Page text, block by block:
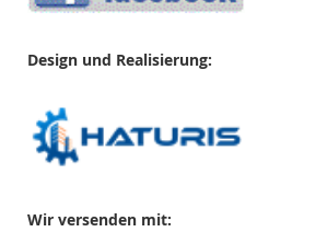
Design und Realisierung:
Wir versenden mit: